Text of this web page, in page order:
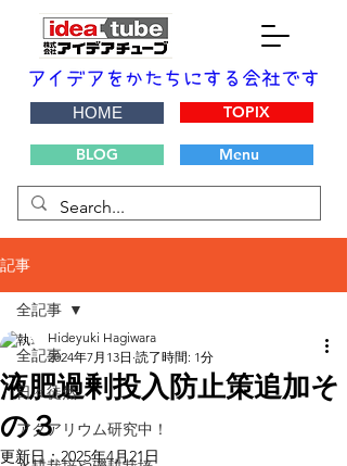
HOME TOPIX
BLOG Menu
記事
全記事
日々徒然
アクアリウム研究中！
全記事
液肥過剰投入防止策追加そ
の３
Hideyuki Hagiwara
2024年7月13日 読了時間: 1分
更新日：2025年4月21日